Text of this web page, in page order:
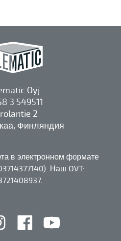
Oyj
3 549511
2
Финляндия
в электронном формате
Наш OVT:
instagramfacebook